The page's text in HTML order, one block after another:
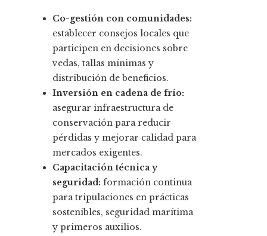
Co-gestión con comunidades:
establecer consejos locales que
participen en decisiones sobre
vedas, tallas mínimas y
distribución de beneficios.
Inversión en cadena de frío:
asegurar infraestructura de
conservación para reducir
pérdidas y mejorar calidad para
mercados exigentes.
Capacitación técnica y
seguridad: formación continua
para tripulaciones en prácticas
sostenibles, seguridad marítima
y primeros auxilios.